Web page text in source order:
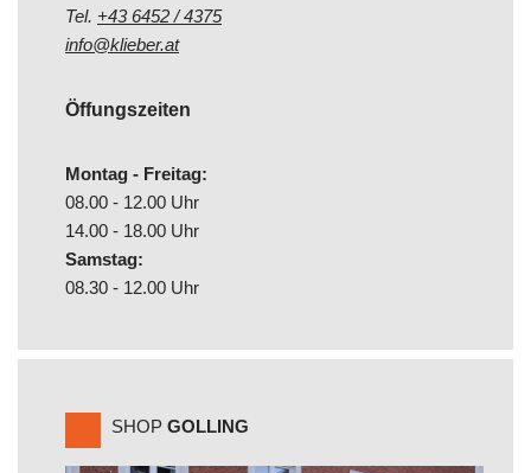
Tel. +43 6452 / 4375
info@klieber.at
Öffungszeiten
Montag - Freitag:
08.00 - 12.00 Uhr
14.00 - 18.00 Uhr
Samstag:
08.30 - 12.00 Uhr
SHOP GOLLING